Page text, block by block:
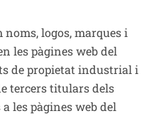
logos, marques i
les pàgines web del
de propietat industrial i
tercers titulars dels
a les pàgines web del